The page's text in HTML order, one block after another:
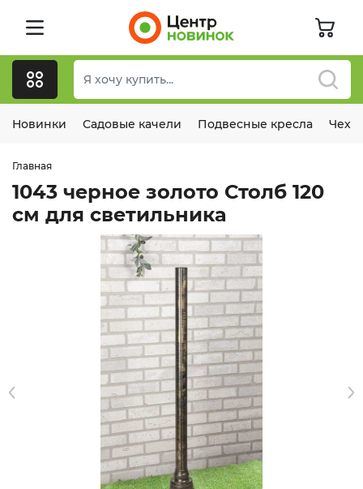
Новинки Садовые качели Подвесные кресла
Главная
1043 черное золото Столб 120
см для светильника